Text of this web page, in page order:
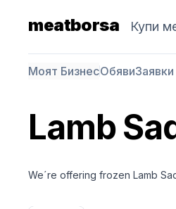
meatborsa Купи
Моят БизнесОбяви
Lamb
We´re offering frozen Lamb